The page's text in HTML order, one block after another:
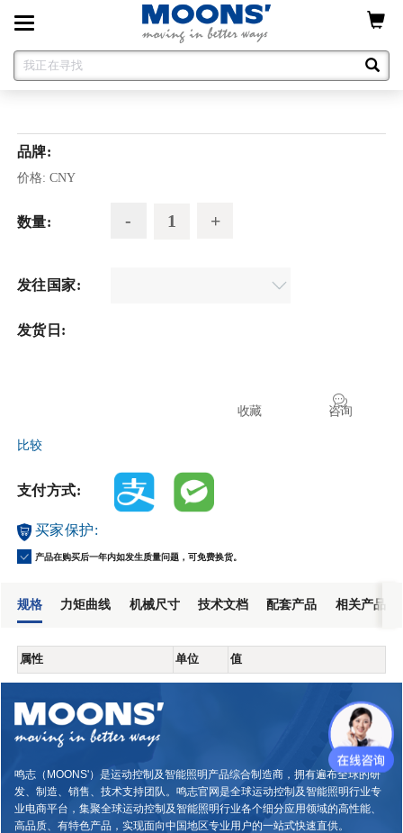
Toggle
navigation
品牌:
价格: CNY
数量:
发往国家:
发货日:
咨询
收藏
比较
支付方式:
买家保护:
产品在购买后一年内如发生质量问题，可免费换货。
规格 力矩曲线 机械尺寸 技术文档 配套产品 相关产品
属性 单位 值
鸣志（MOONS'）是运动控制及智能照明产品综合制造商，拥有遍布全球的研
发、制造、销售、技术支持团队。鸣志官网是全球运动控制及智能照明行业专
业电商平台，集聚全球运动控制及智能照明行业各个细分应用领域的高性能、
高品质、有特色产品，实现面向中国地区专业用户的一站式快速直供。